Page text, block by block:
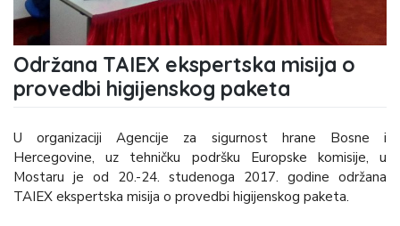
Održana TAIEX ekspertska misija o
provedbi higijenskog paketa
U organizaciji Agencije za sigurnost hrane Bosne i
Hercegovine, uz tehničku podršku Europske komisije, u
Mostaru je od 20.-24. studenoga 2017. godine održana
TAIEX ekspertska misija o provedbi higijenskog paketa.